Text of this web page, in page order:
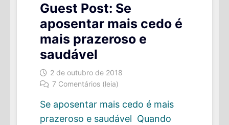
Guest Post: Se
aposentar mais cedo é
mais prazeroso e
saudável
2 de outubro de 2018
7 Comentários (leia)
Se aposentar mais cedo é mais
prazeroso e saudável Quando